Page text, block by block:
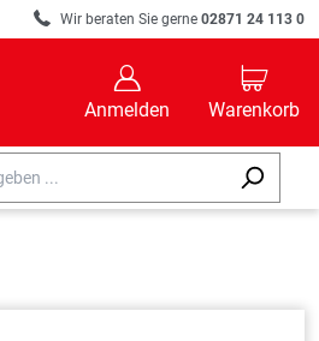
R Wir beraten Sie gerne 02871 24 113 0
B
Anmelden
C
Warenkorb